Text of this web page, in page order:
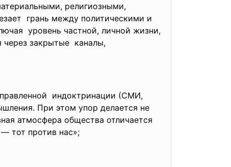
религиозными,
грань между политическими и
уровень частной, личной жизни,
через закрытые каналы,
индоктринации (СМИ,
При этом упор делается не
атмосфера общества отличается
тот против нас»;